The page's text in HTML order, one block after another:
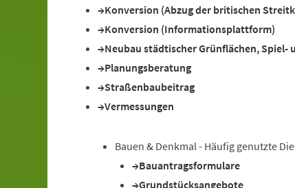
Konversion (Abzug der britischen
Konversion (Informationsplattform)
Neubau städtischer Grünflächen, Spiel-
Planungsberatung
Straßenbaubeitrag
Vermessungen
Bauen & Denkmal - Häufig genutzte
Bauantragsformulare
Grundstücksangebote